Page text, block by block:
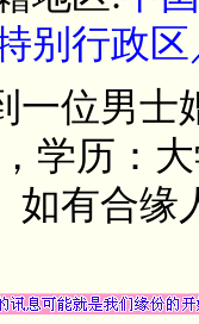
别行政
一位男士
，学历：
如有合缘